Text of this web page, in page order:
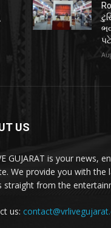
US
GUJARAT is your news,
We provide you with the
straight from the
us: